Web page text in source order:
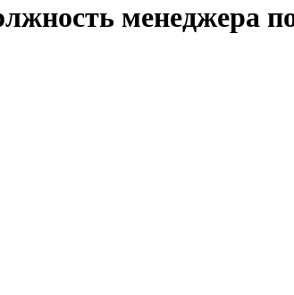
менеджера